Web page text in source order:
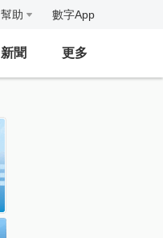
幫助 數字App
新聞 更多